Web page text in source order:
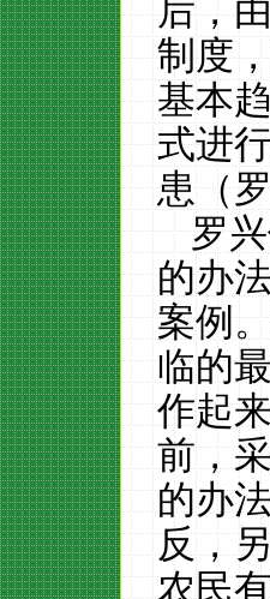
后，
制度
基本
式进
患（
罗
的办
案例
临的
作起
前，
的办
反，
农民